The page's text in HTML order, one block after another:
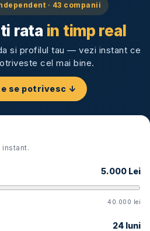
· 43 companii
rata in timp real
si profilul tau — vezi instant ce
cel mai bine.
se potrivesc ↓
5.000 Lei
40.000 lei
24 luni